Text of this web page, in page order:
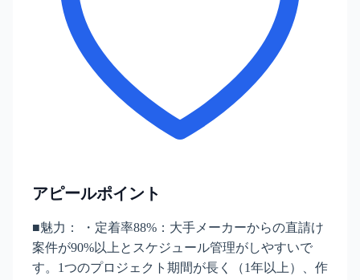
アピールポイント
■魅力： ・定着率88%：大手メーカーからの直請け
案件が90%以上とスケジュール管理がしやすいで
す。1つのプロジェクト期間が長く（1年以上）、作